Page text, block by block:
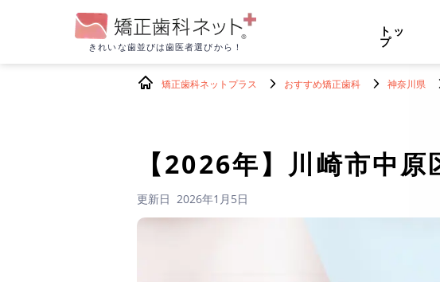
きれいな歯並びは歯医者選びから！
トッ
プ
矯正歯科ネットプラス おすすめ矯正歯科 神奈川県
【2026年】 川崎市中
更新日 2026年1月5日